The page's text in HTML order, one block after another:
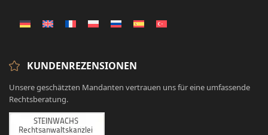
KUNDENREZENSIONEN
Unsere geschätzten Mandanten vertrauen uns für eine umfassende
Rechtsberatung.